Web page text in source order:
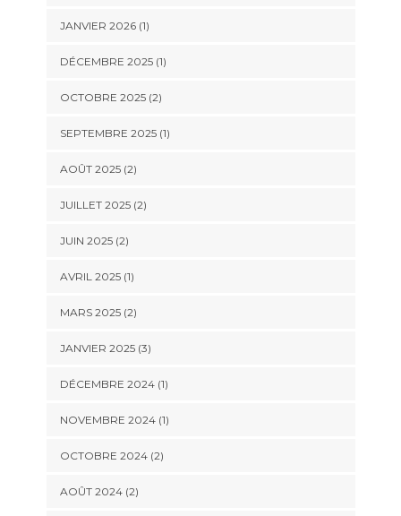
JANVIER 2026(1)
DÉCEMBRE 2025(1)
OCTOBRE 2025(2)
SEPTEMBRE 2025(1)
AOÛT 2025(2)
JUILLET 2025(2)
JUIN 2025(2)
AVRIL 2025(1)
MARS 2025(2)
JANVIER 2025(3)
DÉCEMBRE 2024(1)
NOVEMBRE 2024(1)
OCTOBRE 2024(2)
AOÛT 2024(2)